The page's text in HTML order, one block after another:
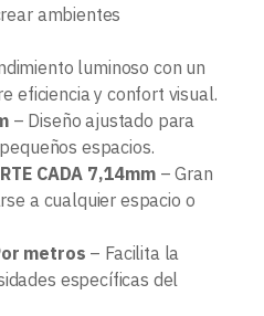
ambientes
luminoso con un
eficiencia y confort visual.
– Diseño ajustado para
espacios.
CADA 7,14mm– Gran
a cualquier espacio o
metros – Facilita la
específicas del